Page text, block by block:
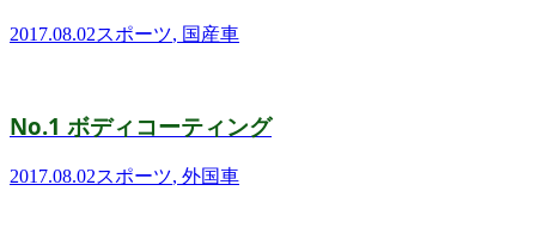
2017.08.02スポーツ, 国産車
No.1 ボディコーティング
2017.08.02スポーツ, 外国車